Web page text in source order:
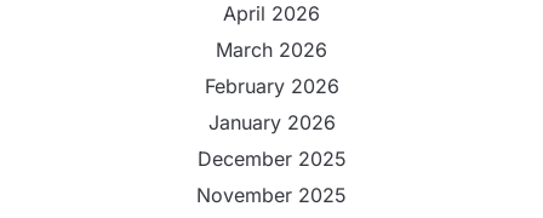
April 2026
March 2026
February 2026
January 2026
December 2025
November 2025